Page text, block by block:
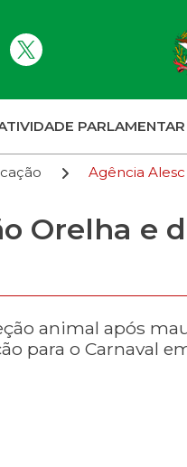
PARLAMENTAR
Agência Alesc
Orelha e
animal após
para o Carnaval